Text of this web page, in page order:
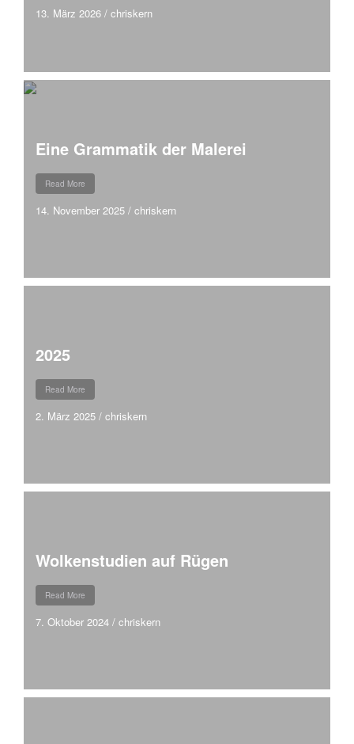
13. März 2026 / chriskern
Eine Grammatik der Malerei
Read More
14. November 2025 / chriskern
2025
Read More
2. März 2025 / chriskern
Wolkenstudien auf Rügen
Read More
7. Oktober 2024 / chriskern